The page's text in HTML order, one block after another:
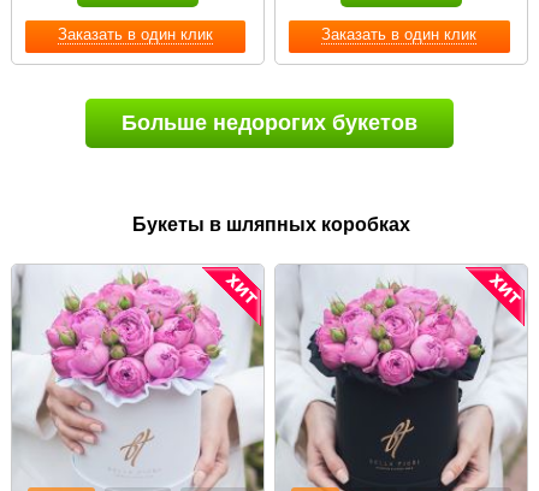
Заказать в один клик Заказать в один клик
Больше недорогих букетов
Букеты в шляпных коробках